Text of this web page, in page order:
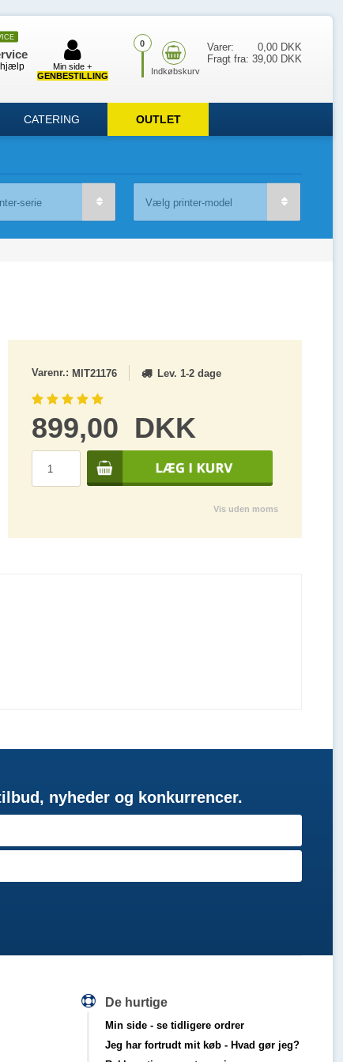
0 Varer:
0,00 DKK
Fragt fra: 39,00 DKK
hjælp
Min side +
GENBESTILLING
CATERING OUTLET
Varenr.: MIT21176 Lev. 1-2 dage
899,00 DKK
Vis uden moms
nyheder og konkurrencer.
De hurtige
Min side - se tidligere ordrer
Jeg har fortrudt mit køb - Hvad gør jeg?